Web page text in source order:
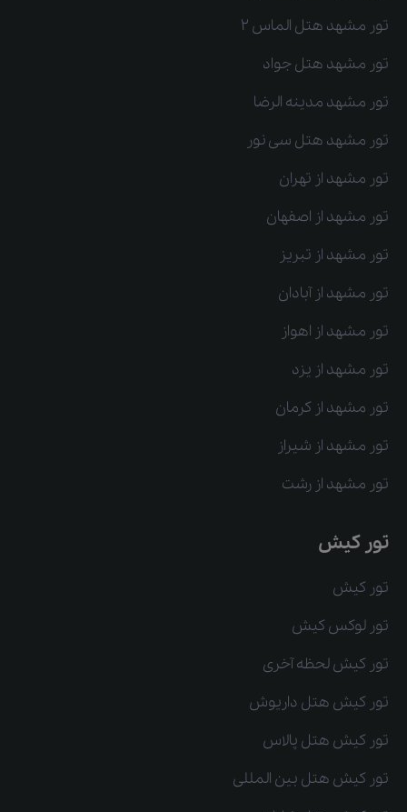
تور مشهد هتل الماس 2
تور مشهد هتل جواد
تور مشهد مدینه الرضا
تور مشهد هتل سی نور
تور مشهد از تهران
تور مشهد از اصفهان
تور مشهد از تبریز
تور مشهد از آبادان
تور مشهد از اهواز
تور مشهد از یزد
تور مشهد از کرمان
تور مشهد از شیراز
تور مشهد از رشت
تور کیش
تور کیش
تور لوکس کیش
تور کیش لحظه آخری
تور کیش هتل داریوش
تور کیش هتل پالاس
تور کیش هتل بین المللی